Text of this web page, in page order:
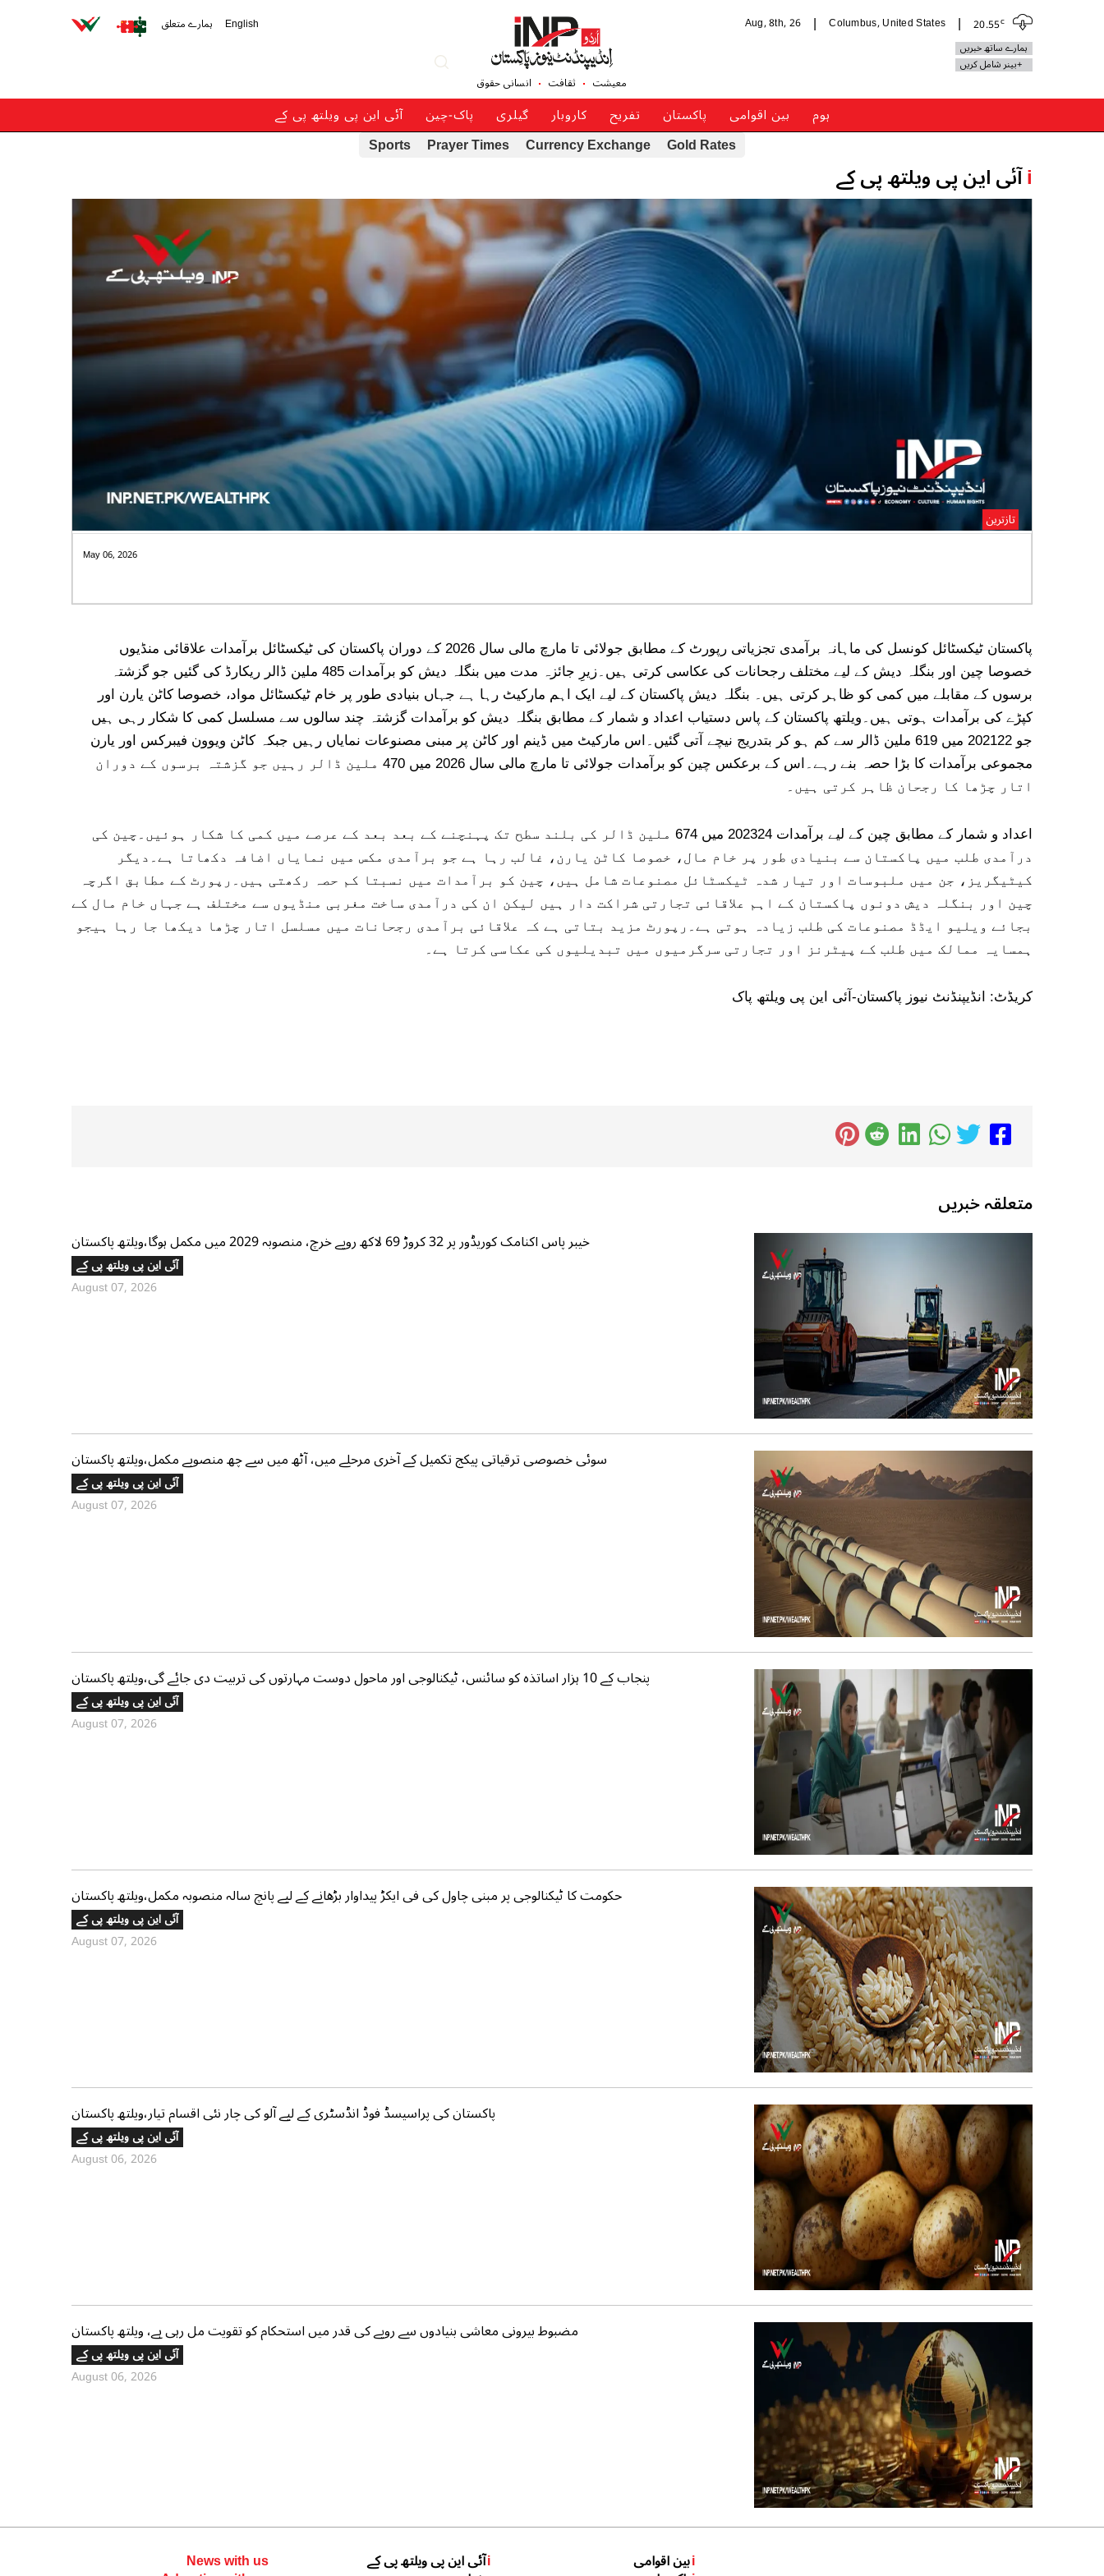
20.55c
Columbus, United States
Aug, 8th, 26
ہمارے ساتھ خبریں
+بینر شامل کریں
معیشت ثقافت انسانی حقوق
English ہمارے متعلق
ہوم بین اقوامی پاکستان تفریح کاروبار گیلری پاک-چین آئی این پی ویلتھ پی کے
Gold Rates
Currency Exchange
Prayer Times
Sports
iآئی این پی ویلتھ پی کے
تازترین
May 06, 2026
پاکستان ٹیکسٹائل کونسل کی ماہانہ برآمدی تجزیاتی رپورٹ کے مطابق جولائی تا مارچ مالی سال 2026 کے دوران پاکستان کی ٹیکسٹائل برآمدات علاقائی منڈیوں
خصوصا چین اور بنگلہ دیش کے لیے مختلف رجحانات کی عکاسی کرتی ہیں۔زیرِ جائزہ مدت میں بنگلہ دیش کو برآمدات 485 ملین ڈالر ریکارڈ کی گئیں جو گزشتہ
برسوں کے مقابلے میں کمی کو ظاہر کرتی ہیں۔ بنگلہ دیش پاکستان کے لیے ایک اہم مارکیٹ رہا ہے جہاں بنیادی طور پر خام ٹیکسٹائل مواد، خصوصا کاٹن یارن اور
کپڑے کی برآمدات ہوتی ہیں۔ویلتھ پاکستان کے پاس دستیاب اعداد و شمار کے مطابق بنگلہ دیش کو برآمدات گزشتہ چند سالوں سے مسلسل کمی کا شکار رہی ہیں
جو 202122 میں 619 ملین ڈالر سے کم ہو کر بتدریج نیچے آتی گئیں۔اس مارکیٹ میں ڈینم اور کاٹن پر مبنی مصنوعات نمایاں رہیں جبکہ کاٹن ویوون فیبرکس اور یارن
مجموعی برآمدات کا بڑا حصہ بنے رہے۔اس کے برعکس چین کو برآمدات جولائی تا مارچ مالی سال 2026 میں 470 ملین ڈالر رہیں جو گزشتہ برسوں کے دوران
اتار چڑھا کا رجحان ظاہر کرتی ہیں۔
اعداد و شمار کے مطابق چین کے لیے برآمدات 202324 میں 674 ملین ڈالر کی بلند سطح تک پہنچنے کے بعد بعد کے عرصے میں کمی کا شکار ہوئیں۔چین کی
درآمدی طلب میں پاکستان سے بنیادی طور پر خام مال، خصوصا کاٹن یارن، غالب رہا ہے جو برآمدی مکس میں نمایاں اضافہ دکھاتا ہے۔دیگر
کیٹیگریز، جن میں ملبوسات اور تیار شدہ ٹیکسٹائل مصنوعات شامل ہیں، چین کو برآمدات میں نسبتا کم حصہ رکھتی ہیں۔رپورٹ کے مطابق اگرچہ
چین اور بنگلہ دیش دونوں پاکستان کے اہم علاقائی تجارتی شراکت دار ہیں لیکن ان کی درآمدی ساخت مغربی منڈیوں سے مختلف ہے جہاں خام مال کے
بجائے ویلیو ایڈڈ مصنوعات کی طلب زیادہ ہوتی ہے۔رپورٹ مزید بتاتی ہے کہ علاقائی برآمدی رجحانات میں مسلسل اتار چڑھا دیکھا جا رہا ہیجو
ہمسایہ ممالک میں طلب کے پیٹرنز اور تجارتی سرگرمیوں میں تبدیلیوں کی عکاسی کرتا ہے۔
کریڈٹ: انڈیپنڈنٹ نیوز پاکستان-آئی این پی ویلتھ پاک
متعلقہ خبریں
خیبر پاس اکنامک کوریڈور پر 32 کروڑ 69 لاکھ روپے خرچ، منصوبہ 2029 میں مکمل ہوگا،ویلتھ پاکستان
آئی این پی ویلتھ پی کے
August 07, 2026
سوئی خصوصی ترقیاتی پیکج تکمیل کے آخری مرحلے میں، آٹھ میں سے چھ منصوبے مکمل،ویلتھ پاکستان
آئی این پی ویلتھ پی کے
August 07, 2026
پنجاب کے 10 ہزار اساتذہ کو سائنس، ٹیکنالوجی اور ماحول دوست مہارتوں کی تربیت دی جائے گی،ویلتھ پاکستان
آئی این پی ویلتھ پی کے
August 07, 2026
حکومت کا ٹیکنالوجی پر مبنی چاول کی فی ایکڑ پیداوار بڑھانے کے لیے پانچ سالہ منصوبہ مکمل،ویلتھ پاکستان
آئی این پی ویلتھ پی کے
August 07, 2026
پاکستان کی پراسیسڈ فوڈ انڈسٹری کے لیے آلو کی چار نئی اقسام تیار،ویلتھ پاکستان
آئی این پی ویلتھ پی کے
August 06, 2026
مضبوط بیرونی معاشی بنیادوں سے روپے کی قدر میں استحکام کو تقویت مل رہی ہے، ویلتھ پاکستان
آئی این پی ویلتھ پی کے
August 06, 2026
iبین اقوامی iآئی این پی ویلتھ پی کے News with us